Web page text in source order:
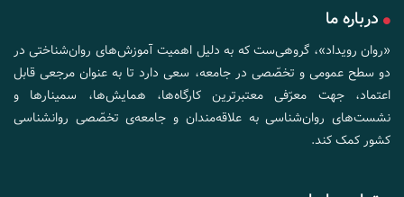
درباره ما
«روان رویداد»، گروهی‌ست که به دلیل اهمیت آموزش‌های روان‌شناختی در
دو سطح عمومی و تخصّصی در جامعه، سعی دارد تا به عنوان مرجعی قابل
اعتماد، جهت معرّفی معتبرترین کارگاه‌ها، همایش‌ها، سمینارها و
نشست‌های روان‌شناسی به علاقه‌مندان و جامعه‌ی تخصّصی روانشناسی
کشور کمک کند.